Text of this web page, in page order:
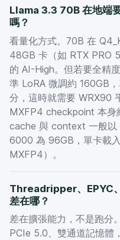
Llama 3.3 70B 在地端
嗎？
看量化方式。70B 在
48GB 卡（如 RTX PRO
的 AI-High。但若要全精
準 LoRA 微調約 160GB
分，這時就需要 WRX90
MXFP4 checkpoint 本身
cache 與 context 一般以
6000 為 96GB，單卡載
MXFP4）。
Threadripper、EPYC
差在哪？
差在擴張能力，不是跑分
PCIe 5.0、雙通道記憶體